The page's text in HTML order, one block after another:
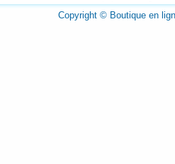
Copyright © Boutique en